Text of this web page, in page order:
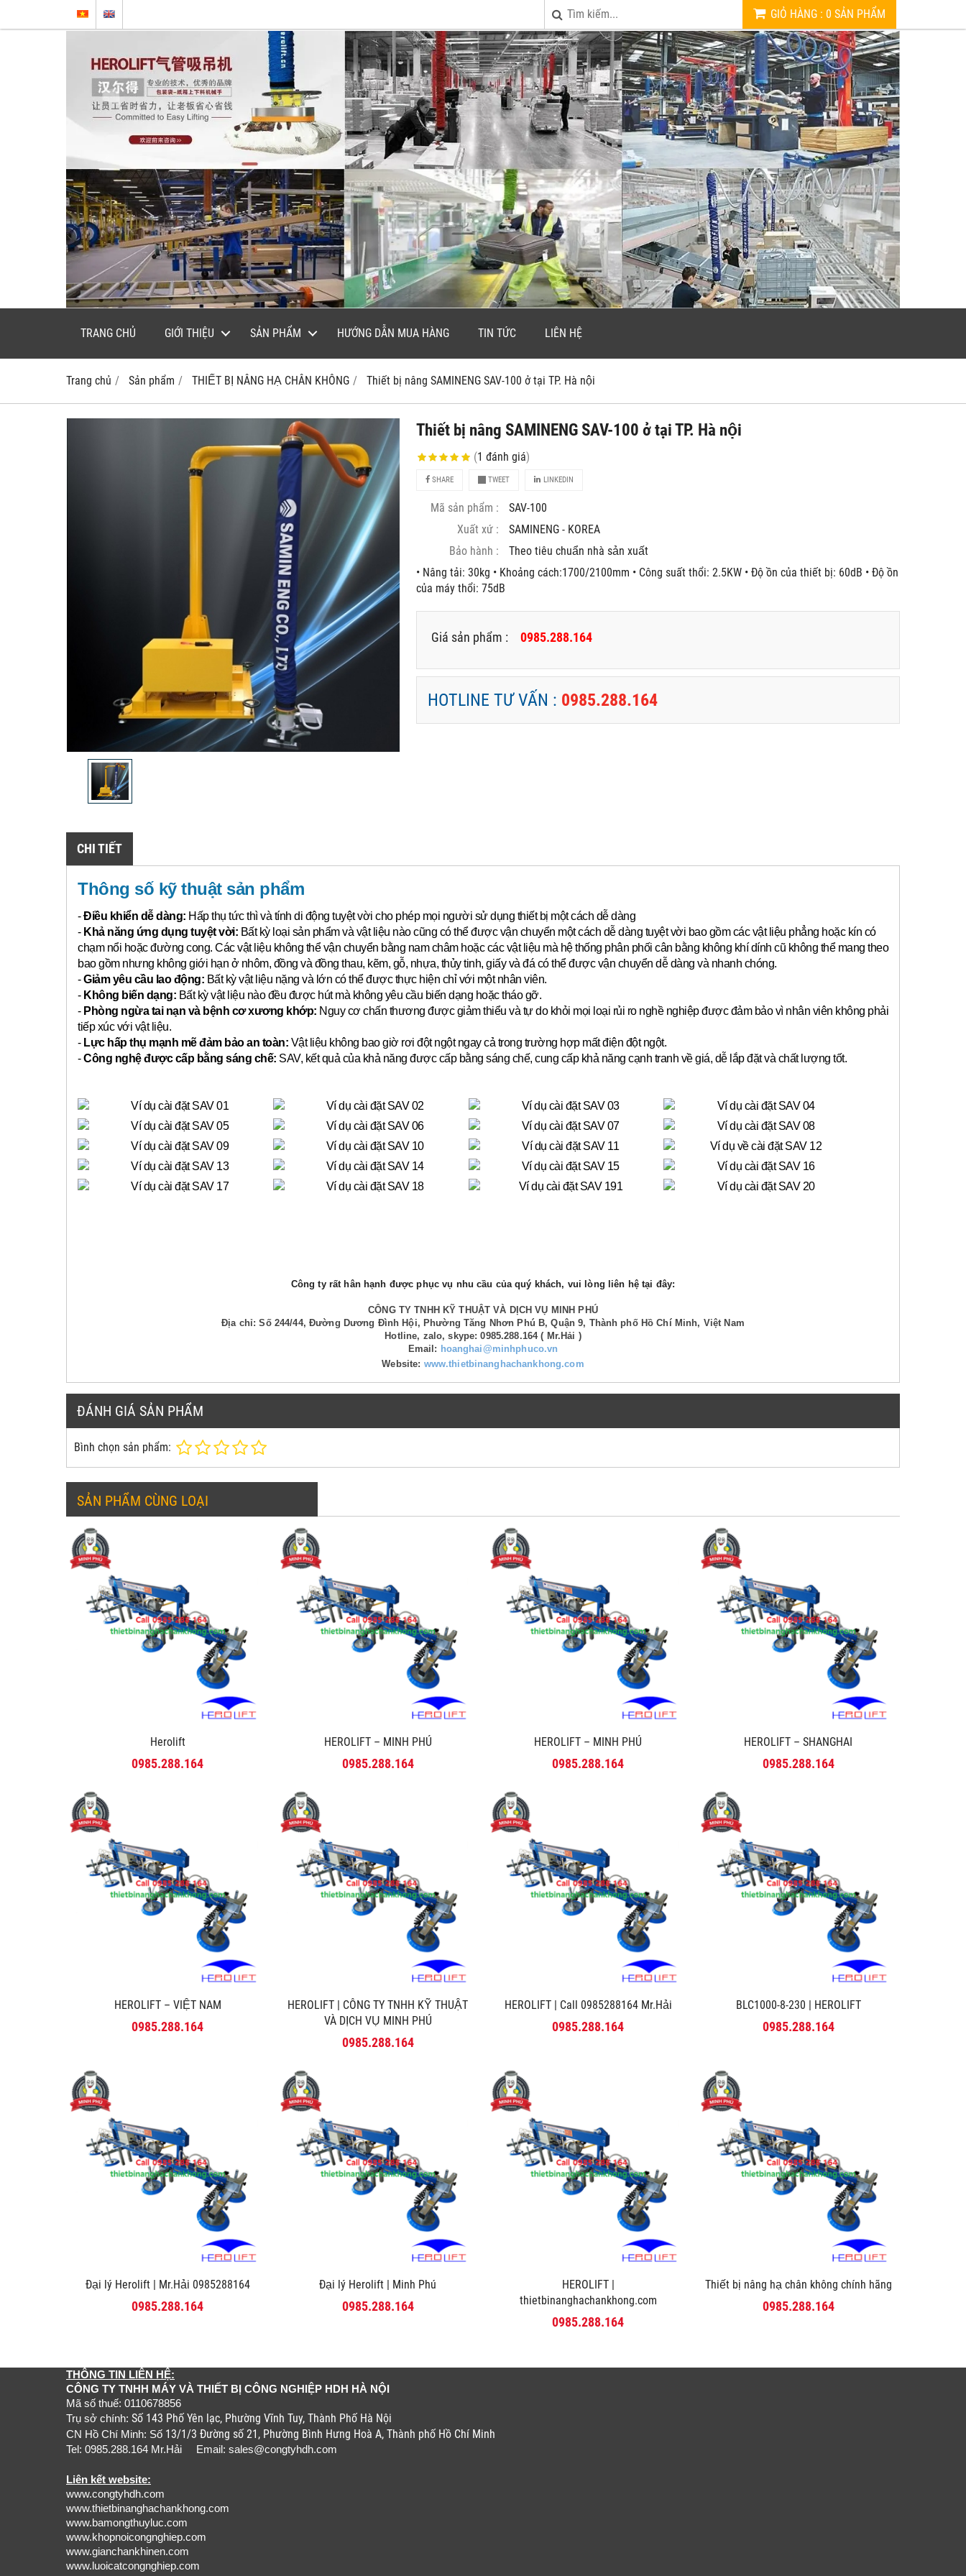
GIỎ HÀNG : 0 SẢN PHẨM
TRANG CHỦ GIỚI THIỆU SẢN PHẨM HƯỚNG DẪN MUA HÀNG TIN TỨC LIÊN HỆ
Trang chủ Sản phẩm THIẾT BỊ NÂNG HẠ CHÂN KHÔNG Thiết bị nâng SAMINENG SAV-100 ở tại TP. Hà nội
Thiết bị nâng SAMINENG SAV-100 ở tại TP. Hà nội
(1đánh giá)
SHARE TWEET LINKEDIN
Mã sản phẩm :
SAV-100
Xuất xứ :
SAMINENG - KOREA
Bảo hành :
Theo tiêu chuẩn nhà sản xuất
• Nâng tải: 30kg • Khoảng cách:1700/2100mm • Công suất thổi: 2.5KW • Độ ồn của thiết bị: 60dB • Độ ồn
của máy thổi: 75dB
Giá sản phẩm : 0985.288.164
HOTLINE TƯ VẤN : 0985.288.164
CHI TIẾT
Thông số kỹ thuật sản phẩm
-Điều khiển dễ dàng: Hấp thụ tức thì và tính di động tuyệt vời cho phép mọi người sử dụng thiết bị một cách dễ dàng
- Khả năng ứng dụng tuyệt vời: Bất kỳ loại sản phẩm và vật liệu nào cũng có thể được vận chuyển một cách dễ dàng tuyệt vời bao gồm các vật liệu phẳng hoặc kín có
chạm nổi hoặc đường cong. Các vật liệu không thể vận chuyển bằng nam châm hoặc các vật liệu mà hệ thống phân phối cân bằng không khí dính cũ không thể mang theo
bao gồm nhưng không giới hạn ở nhôm, đồng và đồng thau, kẽm, gỗ, nhựa, thủy tinh, giấy và đá có thể được vận chuyển dễ dàng và nhanh chóng.
-Giảm yêu cầu lao động: Bất kỳ vật liệu nặng và lớn có thể được thực hiện chỉ với một nhân viên.
- Không biến dạng: Bất kỳ vật liệu nào đều được hút mà không yêu cầu biến dạng hoặc tháo gỡ.
- Phòng ngừa tai nạn và bệnh cơ xương khớp: Nguy cơ chấn thương được giảm thiểu và tự do khỏi mọi loại rủi ro nghề nghiệp được đảm bảo vì nhân viên không phải
tiếp xúc với vật liệu.
- Lực hấp thụ mạnh mẽ đảm bảo an toàn: Vật liệu không bao giờ rơi đột ngột ngay cả trong trường hợp mất điện đột ngột.
-Công nghệ được cấp bằng sáng chế: SAV, kết quả của khả năng được cấp bằng sáng chế, cung cấp khả năng cạnh tranh về giá, dễ lắp đặt và chất lượng tốt.
Công ty rất hân hạnh được phục vụ nhu cầu của quý khách, vui lòng liên hệ tại đây:
CÔNG TY TNHH KỸ THUẬT VÀ DỊCH VỤ MINH PHÚ
Địa chỉ: Số 244/44, Đường Dương Đình Hội, Phường Tăng Nhơn Phú B, Quận 9, Thành phố Hồ Chí Minh, Việt Nam
Hotline, zalo, skype: 0985.288.164 ( Mr.Hải )
Email: hoanghai@minhphuco.vn
Website: www.thietbinanghachankhong.com
ĐÁNH GIÁ SẢN PHẨM
Bình chọn sản phẩm:
SẢN PHẨM CÙNG LOẠI
Herolift
0985.288.164
HEROLIFT – MINH PHÚ
0985.288.164
HEROLIFT – MINH PHÚ
0985.288.164
HEROLIFT – SHANGHAI
0985.288.164
HEROLIFT – VIỆT NAM
0985.288.164
HEROLIFT | CÔNG TY TNHH KỸ THUẬT
VÀ DỊCH VỤ MINH PHÚ
0985.288.164
HEROLIFT | Call 0985288164 Mr.Hải
0985.288.164
BLC1000-8-230 | HEROLIFT
0985.288.164
Đại lý Herolift | Mr.Hải 0985288164
0985.288.164
Đại lý Herolift | Minh Phú
0985.288.164
HEROLIFT |
thietbinanghachankhong.com
0985.288.164
Thiết bị nâng hạ chân không chính hãng
0985.288.164
THÔNG TIN LIÊN HỆ:
CÔNG TY TNHH MÁY VÀ THIẾT BỊ CÔNG NGHIỆP HDH HÀ NỘI
Mã số thuế: 0110678856
Trụ sở chính: Số 143 Phố Yên lạc, Phường Vĩnh Tuy, Thành Phố Hà Nội
CN Hồ Chí Minh: Số 13/1/3 Đường số 21, Phường Bình Hưng Hoà A, Thành phố Hồ Chí Minh
Tel: 0985.288.164 Mr.Hải Email: sales@congtyhdh.com
Liên kết website:
www.congtyhdh.com
www.thietbinanghachankhong.com
www.bamongthuyluc.com
www.khopnoicongnghiep.com
www.gianchankhinen.com
www.luoicatcongnghiep.com